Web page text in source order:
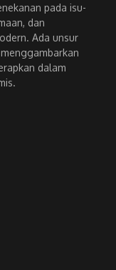
pada isu-
dan
Ada unsur
dalam